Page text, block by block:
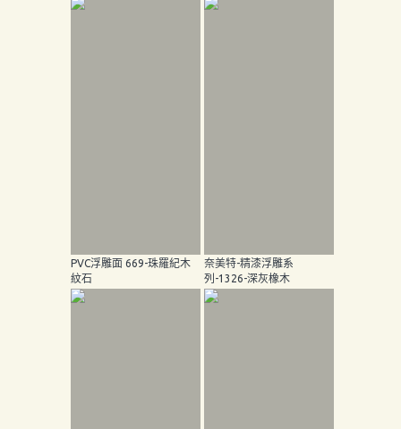
PVC浮雕面 669-珠羅紀木
紋石
奈美特-精漆浮雕系
列-1326-深灰橡木